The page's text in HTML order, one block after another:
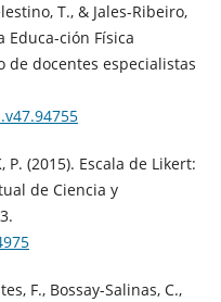
T., & Jales-Ribeiro,
Educa-ción Física
docentes especialistas
P. (2015). Escala de Likert:
de Ciencia y
F., Bossay-Salinas, C.,